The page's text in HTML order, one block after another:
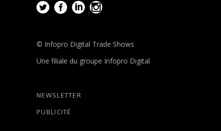
© Infopro Digital Trade Shows
Une filiale du groupe Infopro Digital
NEWSLETTER
PUBLICITÉ